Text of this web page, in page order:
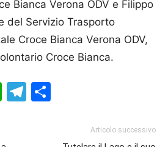
Bianca Verona ODV e Filippo
del Servizio Trasporto
Croce Bianca Verona ODV,
Croce Bianca.
WhatsApp
Telegram
Articolo successivo